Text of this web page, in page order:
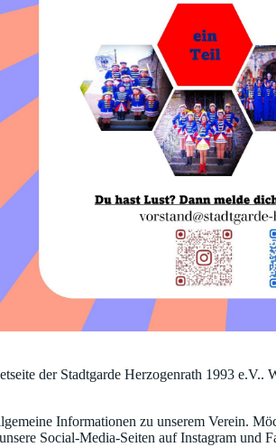
der Stadtgarde Herzogenrath 1993
Informationen zu unserem Verein.
Social-Media-Seiten auf Instagram und